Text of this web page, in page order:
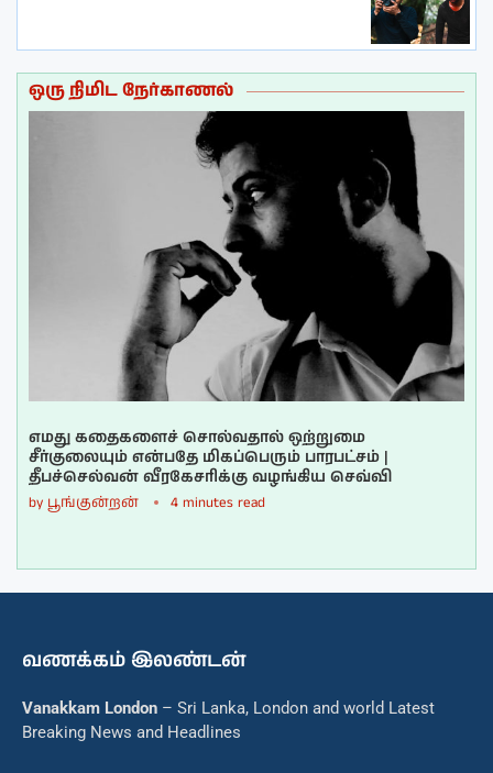
ஒரு நிமிட நேர்காணல்
எமது கதைகளைச் சொல்வதால் ஒற்றுமை
சீர்குலையும் என்பதே மிகப்பெரும் பாரபட்சம் |
தீபச்செல்வன் வீரகேசரிக்கு வழங்கிய செவ்வி
by பூங்குன்றன் 4 minutes read
வணக்கம் இலண்டன்
Vanakkam London – Sri Lanka, London and world Latest
Breaking News and Headlines